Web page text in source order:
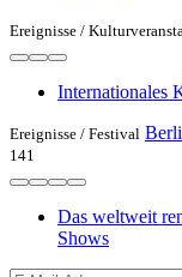
Ereignisse /
Internationales
Ereignisse / Festival
141
Das weltweit
Shows